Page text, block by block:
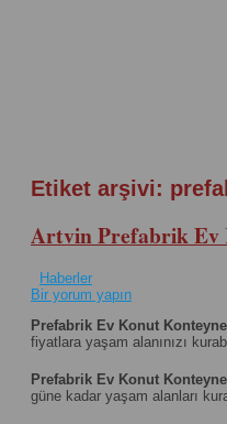
Etiket arşivi:
Artvin Prefabrik Ev
Haberler
Bir yorum yapın
Prefabrik Ev Konut
fiyatlara yaşam alanınızı
Prefabrik Ev Konut
güne kadar yaşam alanları